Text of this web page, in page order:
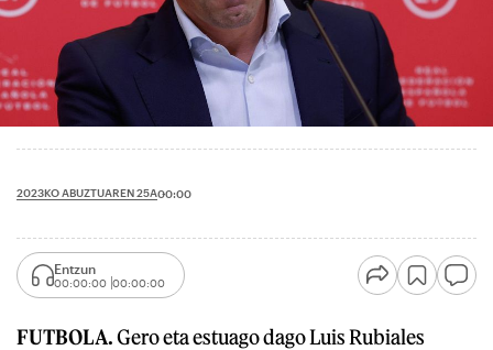
2023KO ABUZTUAREN 25A00:00
Entzun
00:00:00 00:00:00
FUTBOLA.Gero eta estuago dago Luis Rubiales